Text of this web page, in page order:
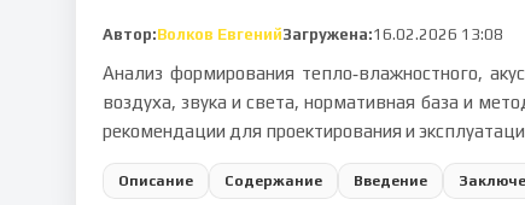
Автор:Волков ЕвгенийЗагружена:16.02.2026 13:08
Анализ формирования тепло‑влажностного,
воздуха, звука и света, нормативная база и
рекомендации для проектирования и
Описание Содержание Введение